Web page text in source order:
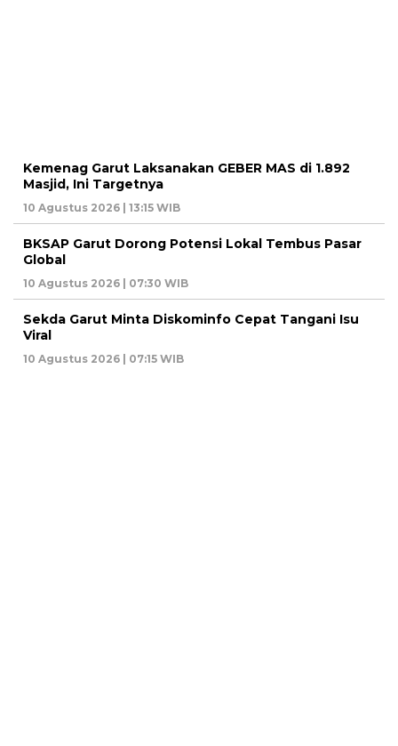
Kemenag Garut Laksanakan GEBER MAS di 1.892
Masjid, Ini Targetnya
10 Agustus 2026 | 13:15 WIB
BKSAP Garut Dorong Potensi Lokal Tembus Pasar
Global
10 Agustus 2026 | 07:30 WIB
Sekda Garut Minta Diskominfo Cepat Tangani Isu
Viral
10 Agustus 2026 | 07:15 WIB